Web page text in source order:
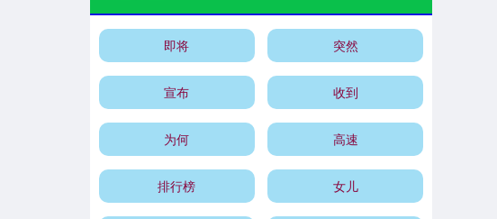
即将 突然
宣布 收到
为何 高速
排行榜 女儿